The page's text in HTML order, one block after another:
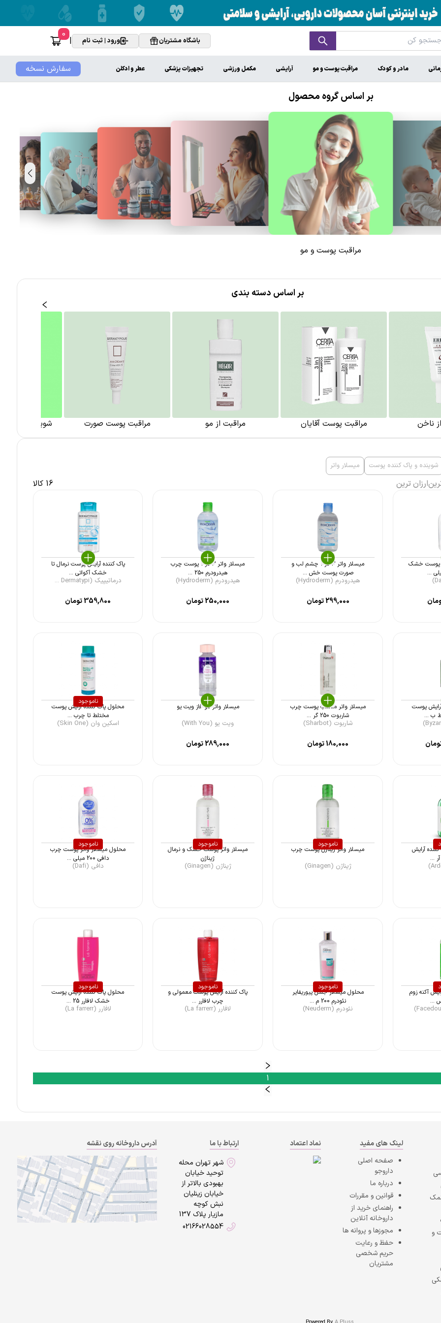
باشگاه مشتریان ورود | ثبت نام |
0
سفارش نسخه مادر و کودک مراقبت پوست و مو آرایشی مکمل ورزشی تجهیزات پزشکی عطر و ادکلن
بر اساس گروه محصول
مراقبت پوست و مو
بر اساس دسته بندی
ناخن مراقبت پوست آقایان مراقبت از مو مراقبت پوست صورت شوینده و پاک
شوینده و پاک کننده پوست میسلار واتر
ارزان ترین 16 کالا
پوست خشک
میسلار واتر 3 در 1 چشم لب و
صورت پوست خش ...
هیدرودرم (Hydroderm)
299,000تومان
میسلار واتر 3 در 1 پوست چرب
هیدرودرم 250 ...
هیدرودرم (Hydroderm)
250,000تومان
پاک کننده آرایش پوست نرمال تا
خشک آکواتی ...
درماتیپیک (Dermatypi ...
359,800تومان
پوست
ب ...
میسلار واتر مناسب پوست چرب
شاربوت 250 گر ...
شاربوت (Sharbot)
180,000تومان
میسلار واتر دو فاز ویت یو
ویت یو (With You)
289,000تومان
ناموجود
محلول پاک کننده آرایش پوست
مختلط تا چرب ...
اسکین وان (Skin One)
در 1 پاک کننده آرایش
...
ناموجود
میسلار واتر ژیناژن پوست چرب
ژیناژن (Ginagen)
ناموجود
میسلار واتر پوست خشک و نرمال
ژیناژن
ژیناژن (Ginagen)
ناموجود
محلول میسلار واتر پوست چرب
دافی 200 میلی ...
دافی (Dafi)
آکنه زوم
...
ناموجود
محلول میسلار جنتل پیوریفایر
نئودرم 200 م ...
نئودرم (Neuderm)
ناموجود
پاک کننده آرایش پوست معمولی و
چرب لافارر ...
لافارر (La farrerr)
ناموجود
محلول پاک کننده آرایش پوست
خشک لافارر 25 ...
لافارر (La farrerr)
1
و
لینک های مفید
صفحه اصلی
داروجو
درباره ما
قوانین و مقررات
راهنمای خرید از
داروخانه آنلاین
مجوزها و پروانه ها
حفظ و رعایت
حریم شخصی
مشتریان
نماد اعتماد
ارتباط با ما
شهر تهران محله
توحید خیابان
بهبودی بالاتر از
خیابان زینلیان
نبش کوچه
مازیار پلاک 137
02166028554
آدرس داروخانه روی نقشه